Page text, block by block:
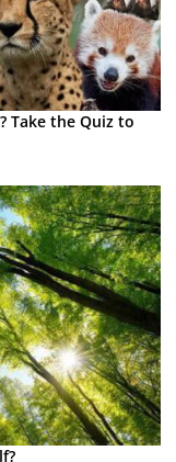
Take the Quiz to